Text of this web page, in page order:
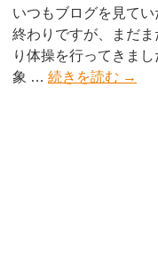
いつもブログを見て
終わりですが、まだ
り体操を行ってきま
象 … 続きを読む →